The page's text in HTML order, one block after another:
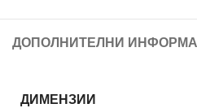
ДОПОЛНИТЕЛНИ
ДИМЕНЗИИ